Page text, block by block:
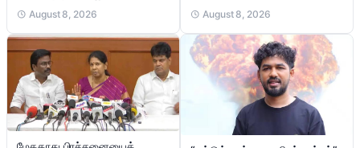
August 8, 2026 August 8, 2026